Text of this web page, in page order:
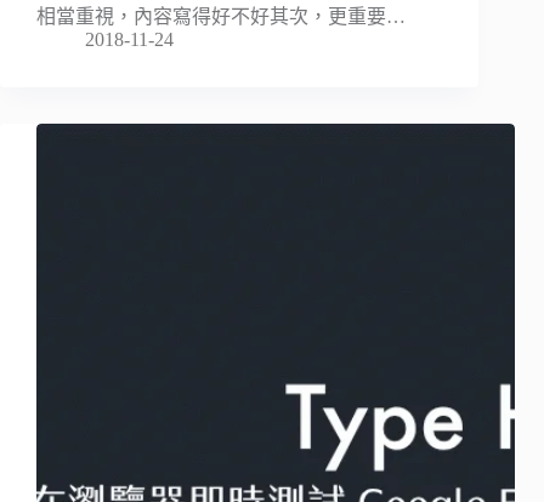
相當重視，內容寫得好不好其次，更重要…
2018-11-24